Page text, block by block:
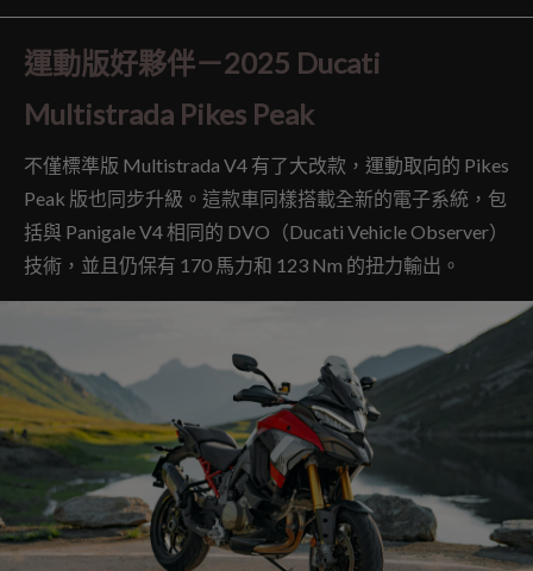
運動版好夥伴－2025 Ducati
Multistrada Pikes Peak
不僅標準版 Multistrada V4 有了大改款，運動取向的 Pikes
Peak 版也同步升級。這款車同樣搭載全新的電子系統，包
括與 Panigale V4 相同的 DVO（Ducati Vehicle Observer）
技術，並且仍保有 170 馬力和 123 Nm 的扭力輸出。